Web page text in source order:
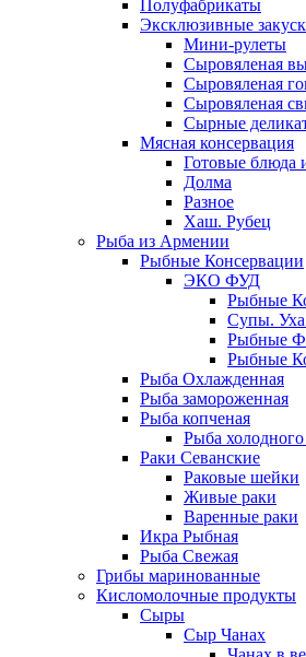
Полуфабрикаты
Эксклюзивные
Мини-рулеты
Сыровяленая
Сыровяленая
Сыровяленая
Сырные
Мясная консервация
Готовые блюда
Долма
Разное
Хаш. Рубец
Рыба из Армении
Рыбные Консервации
ЭКО ФУД
Рыбные
Супы.
Рыбные
Рыбные
Рыба Охлажденная
Рыба замороженная
Рыба копченая
Рыба
Раки Севанские
Раковые шейки
Живые раки
Варенные раки
Икра Рыбная
Рыба Свежая
Грибы маринованные
Кисломолочные продукты
Сыры
Сыр Чанах